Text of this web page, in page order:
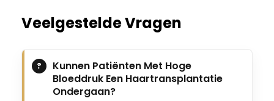
Veelgestelde Vragen
Kunnen Patiënten Met Hoge
Bloeddruk Een Haartransplantatie
Ondergaan?